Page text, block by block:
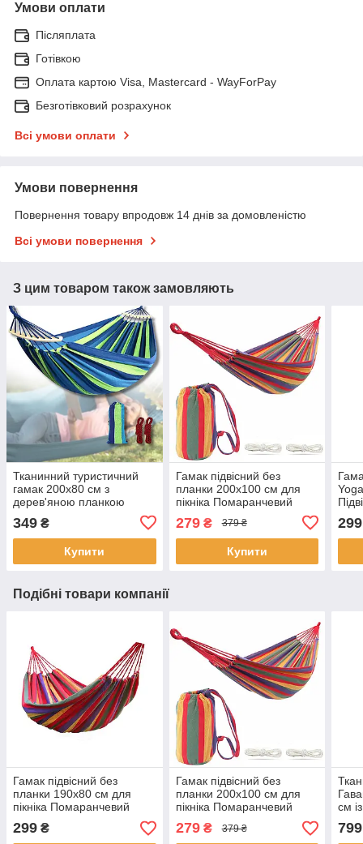
Умови оплати
Післяплата
Готівкою
Оплата картою Visa, Mastercard - WayForPay
Безготівковий розрахунок
Всі умови оплати
Умови повернення
Повернення товару впродовж 14 днів за домовленістю
Всі умови повернення
З цим товаром також замовляють
Тканинний туристичний
гамак 200х80 см з
дерев'яною планкою
349 ₴
Купити
Гамак підвісний без
планки 200х100 см для
пікніка Помаранчевий
Класичний тканинний
гамак
279₴ 379 ₴
Купити
299
Подібні товари компанії
Гамак підвісний без
планки 190х80 см для
пікніка Помаранчевий
Гавайський гамак
Класичний тканинний
299 ₴
Гамак підвісний без
планки 200х100 см для
пікніка Помаранчевий
Гавайський гамак
Класичний тканинний
279₴ 379 ₴
см
799